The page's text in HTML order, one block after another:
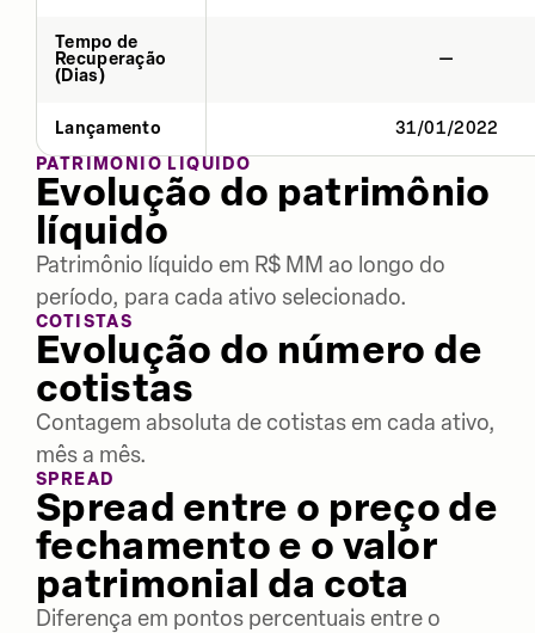
Tempo de
Recuperação
(Dias)
—
Lançamento
31/01/2022
PATRIMÔNIO LÍQUIDO
Evolução do patrimônio
líquido
Patrimônio líquido em R$ MM ao longo do
período, para cada ativo selecionado.
COTISTAS
Evolução do número de
cotistas
Contagem absoluta de cotistas em cada ativo,
mês a mês.
SPREAD
Spread entre o preço de
fechamento e o valor
patrimonial da cota
Diferença em pontos percentuais entre o